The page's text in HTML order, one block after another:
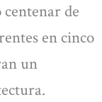
de
en cinco
un